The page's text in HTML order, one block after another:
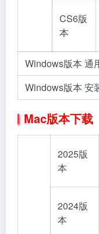
CS6版
本
Windows版本 通
Windows版本 安
Mac版本下载
2025版
本
2024版
本